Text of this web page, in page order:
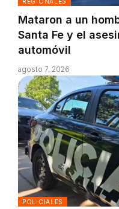
Mataron a un
Santa Fe y el
automóvil
agosto 7, 2026
POLICIALES